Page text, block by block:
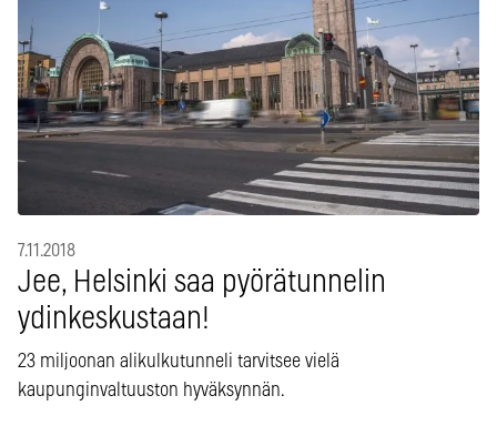
7.11.2018
Jee, Helsinki saa pyörätunnelin
ydinkeskustaan!
23 miljoonan alikulkutunneli tarvitsee vielä
kaupunginvaltuuston hyväksynnän.